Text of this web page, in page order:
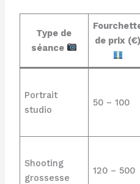
Type de
séance
de prix (€)
Portrait
studio
50 – 100
Shooting
grossesse
120 – 500